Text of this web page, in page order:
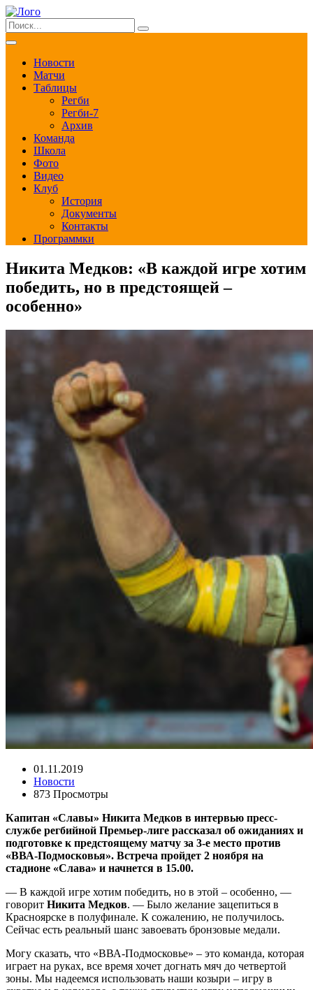
Новости
Матчи
Таблицы
Регби
Регби-7
Архив
Команда
Школа
Фото
Видео
Клуб
История
Документы
Контакты
Программки
Никита Медков: «В каждой игре хотим
победить, но в предстоящей –
особенно»
01.11.2019
Новости
873 Просмотры
Капитан «Славы» Никита Медков в интервью пресс-
службе регбийной Премьер-лиге рассказал об ожиданиях и
подготовке к предстоящему матчу за 3-е место против
«ВВА-Подмосковья». Встреча пройдет 2 ноября на
стадионе «Слава» и начнется в 15.00.
— В каждой игре хотим победить, но в этой – особенно, —
говорит Никита Медков. — Было желание зацепиться в
Красноярске в полуфинале. К сожалению, не получилось.
Сейчас есть реальный шанс завоевать бронзовые медали.
Могу сказать, что «ВВА-Подмосковье» – это команда, которая
играет на руках, все время хочет догнать мяч до четвертой
зоны. Мы надеемся использовать наши козыри – игру в